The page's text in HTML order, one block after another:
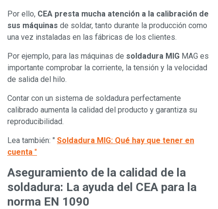
Por ello, CEA presta mucha atención a la calibración de
sus máquinas de soldar, tanto durante la producción como
una vez instaladas en las fábricas de los clientes.
Por ejemplo, para las máquinas de soldadura MIG MAG es
importante comprobar la corriente, la tensión y la velocidad
de salida del hilo.
Contar con un sistema de soldadura perfectamente
calibrado aumenta la calidad del producto y garantiza su
reproducibilidad.
Lea también: " Soldadura MIG: Qué hay que tener en
cuenta "
Aseguramiento de la calidad de la
soldadura: La ayuda del CEA para la
norma EN 1090